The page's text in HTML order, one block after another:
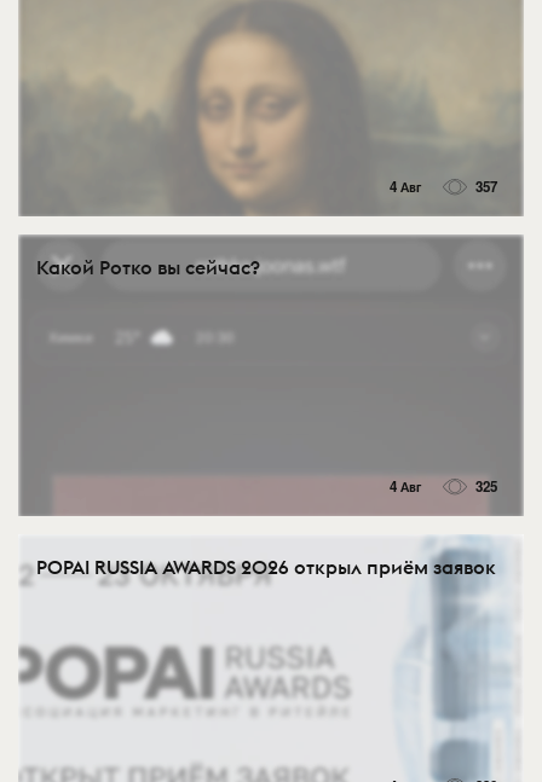
4 Авг 357
Какой Ротко вы сейчас?
4 Авг 325
POPAI RUSSIA AWARDS 2026 открыл приём заявок